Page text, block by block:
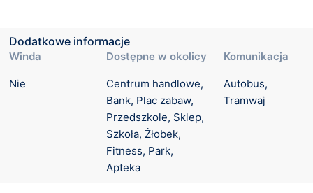
Dodatkowe informacje
Winda
Nie
Dostępne w okolicy
Centrum handlowe,
Bank, Plac zabaw,
Przedszkole, Sklep,
Szkoła, Żłobek,
Fitness, Park,
Apteka
Komunikacja
Autobus,
Tramwaj